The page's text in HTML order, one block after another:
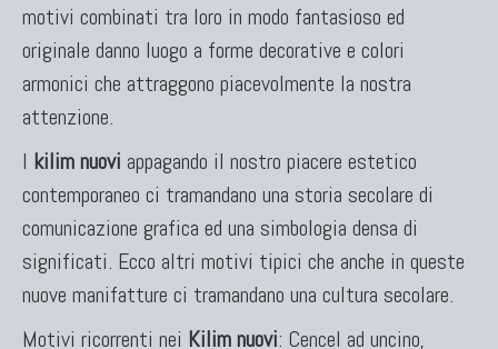
motivi combinati tra loro in modo fantasioso ed
originale danno luogo a forme decorative e colori
armonici che attraggono piacevolmente la nostra
attenzione.
I kilim nuovi appagando il nostro piacere estetico
contemporaneo ci tramandano una storia secolare di
comunicazione grafica ed una simbologia densa di
significati. Ecco altri motivi tipici che anche in queste
nuove manifatture ci tramandano una cultura secolare.
Motivi ricorrenti nei Kilim nuovi: Cencel ad uncino,